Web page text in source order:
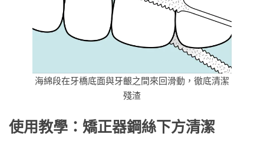
海綿段在牙橋底面與牙齦之間來回滑動，徹底清潔
殘渣
使用教學：矯正器鋼絲下方清潔